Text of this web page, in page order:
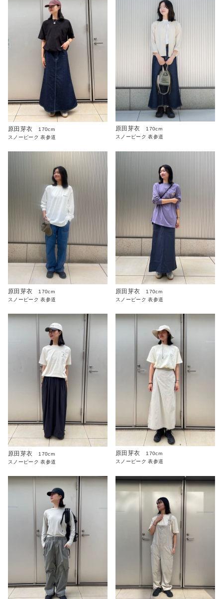
原田芽衣
170cm
スノーピーク 表参道
原田芽衣
170cm
スノーピーク 表参道
原田芽衣
170cm
スノーピーク 表参道
原田芽衣
170cm
スノーピーク 表参道
原田芽衣
170cm
スノーピーク 表参道
原田芽衣
170cm
スノーピーク 表参道